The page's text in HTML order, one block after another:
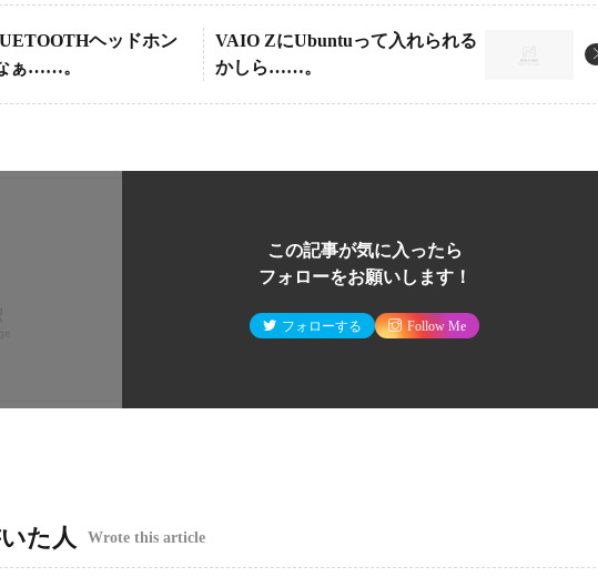
ヘッドホン
ぁ……。
VAIO ZにUbuntuって入れられる
かしら……。
この記事が気に入ったら
フォローをお願いします！
フォローする Follow Me
た人 Wrote this article